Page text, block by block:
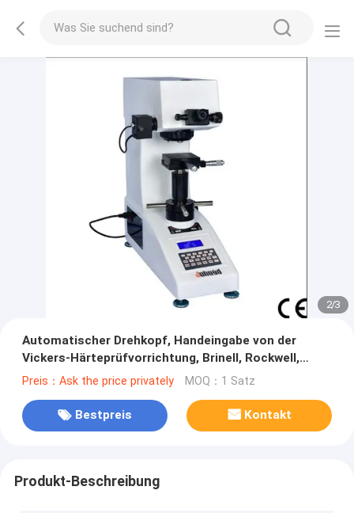
2/3
Automatischer Drehkopf, Handeingabe von der
Vickers-Härteprüfvorrichtung, Brinell, Rockwell,
Knoop, freie Umwandlung
Preis：Ask the price privately MOQ：1 Satz
Bestpreis Kontakt
Produkt-Beschreibung